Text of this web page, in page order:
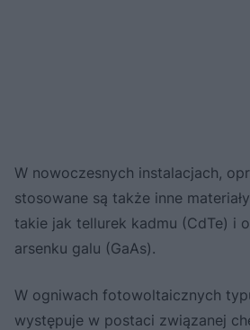
W nowoczesnych instalacjach,
stosowane są także inne
takie jak tellurek kadmu (CdTe) i
arsenku galu (GaAs).
W ogniwach fotowoltaicznych
występuje w postaci związanej